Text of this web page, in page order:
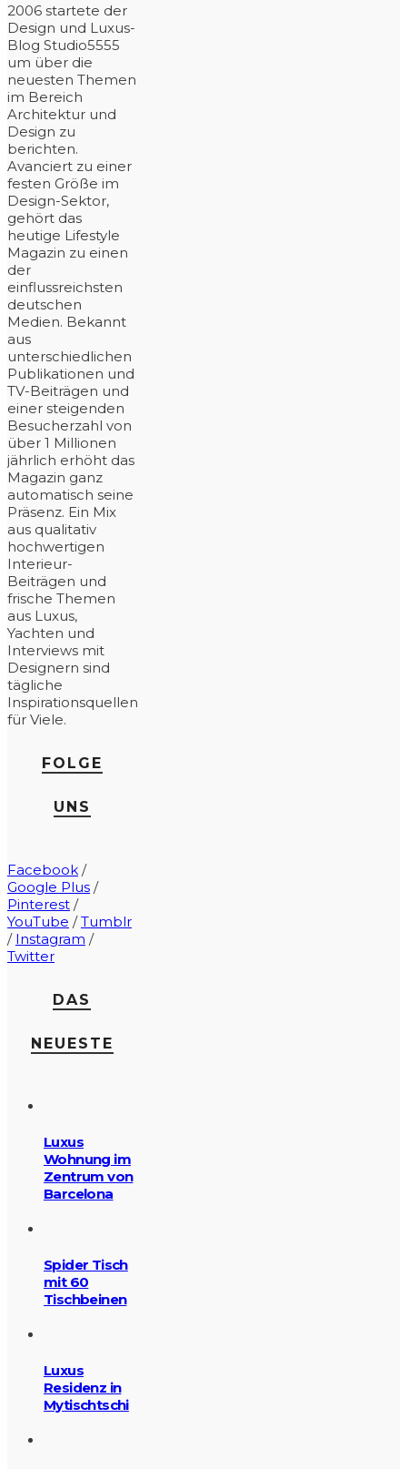
2006 startete der
Design und Luxus-
Blog Studio5555
um über die
neuesten Themen
im Bereich
Architektur und
Design zu
berichten.
Avanciert zu einer
festen Größe im
Design-Sektor,
gehört das
heutige Lifestyle
Magazin zu einen
der
einflussreichsten
deutschen
Medien. Bekannt
aus
unterschiedlichen
Publikationen und
TV-Beiträgen und
einer steigenden
Besucherzahl von
über 1 Millionen
jährlich erhöht das
Magazin ganz
automatisch seine
Präsenz. Ein Mix
aus qualitativ
hochwertigen
Interieur-
Beiträgen und
frische Themen
aus Luxus,
Yachten und
Interviews mit
Designern sind
tägliche
Inspirationsquellen
für Viele.
FOLGE
UNS
Facebook /
Google Plus /
Pinterest /
YouTube /Tumblr
/ Instagram /
Twitter
DAS
NEUESTE
Luxus
Wohnung im
Zentrum von
Barcelona
Spider Tisch
mit 60
Tischbeinen
Luxus
Residenz in
Mytischtschi